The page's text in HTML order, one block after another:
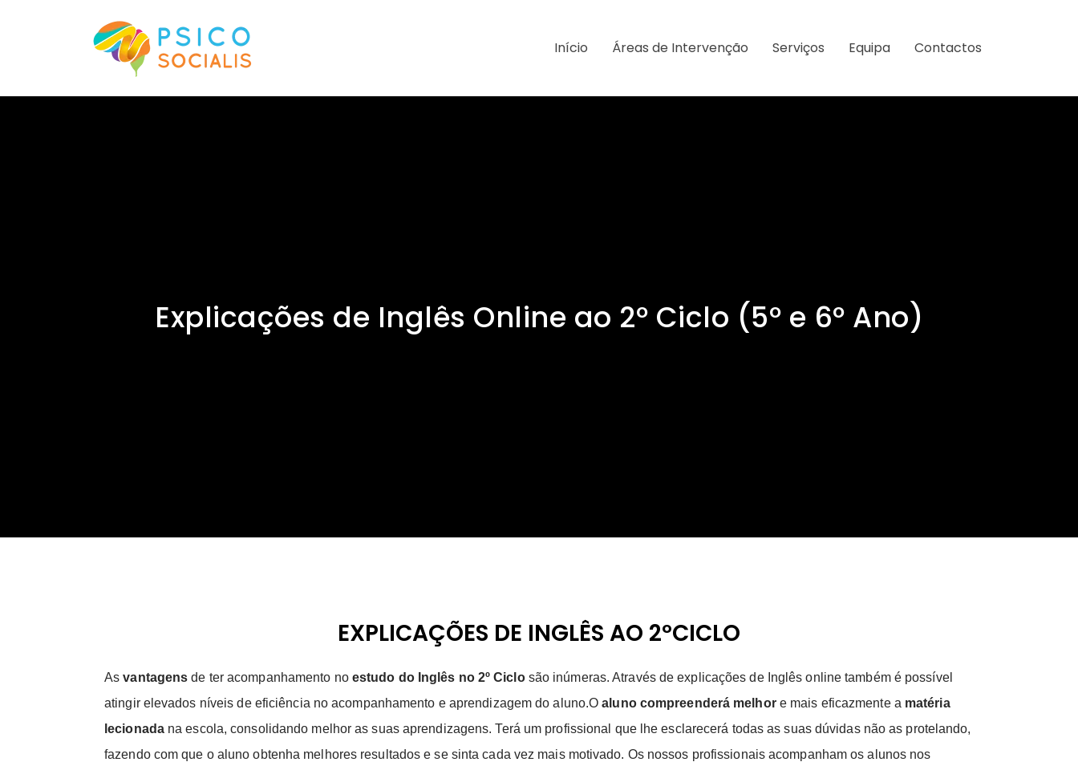
Início Áreas de Intervenção Serviços Equipa Contactos
Explicações de Inglês Online ao 2º Ciclo (5º e 6º Ano)
EXPLICAÇÕES DE INGLÊS AO 2ºCICLO
Asvantagens de ter acompanhamento no estudo do Inglês no 2º Ciclosão inúmeras. Através de explicações de Inglês online também é possível
atingir elevados níveis de eficiência no acompanhamento e aprendizagem do aluno.Oaluno compreenderá melhore mais eficazmente a matéria
lecionadana escola, consolidando melhor as suas aprendizagens. Terá um profissional que lhe esclarecerá todas as suas dúvidas não as protelando,
fazendo com que o aluno obtenha melhores resultados e se sinta cada vez mais motivado. Os nossos profissionais acompanham os alunos nos